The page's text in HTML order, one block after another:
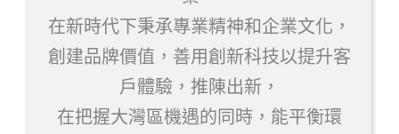
在新時代下秉承專業精神和企業文化，
創建品牌價值，善用創新科技以提升客
戶體驗，推陳出新，
在把握大灣區機遇的同時，能平衡環